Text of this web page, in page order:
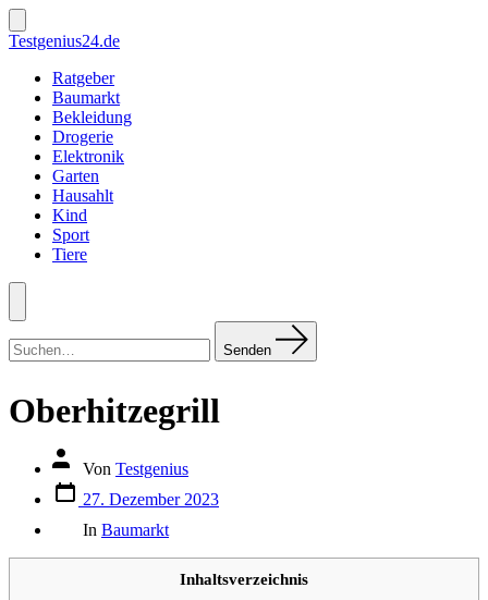
Zum
Inhalt
springen
Suche
ein-/ausblenden
Testgenius24.de
Ratgeber
Baumarkt
Bekleidung
Drogerie
Elektronik
Garten
Hausahlt
Kind
Sport
Tiere
Menü
nach:
Senden
Oberhitzegrill
Autor
Beitrags
Von Testgenius
Datum
des
Beitrags
27. Dezember 2023
In Baumarkt
Inhaltsverzeichnis